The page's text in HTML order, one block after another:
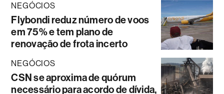
NEGÓCIOS
Flybondi reduz número de voos
em 75% e tem plano de
renovação de frota incerto
NEGÓCIOS
CSN se aproxima de quórum
necessário para acordo de dívida,